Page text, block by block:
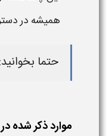
همیشه در
حتما بخوانید:
موارد ذکر شده